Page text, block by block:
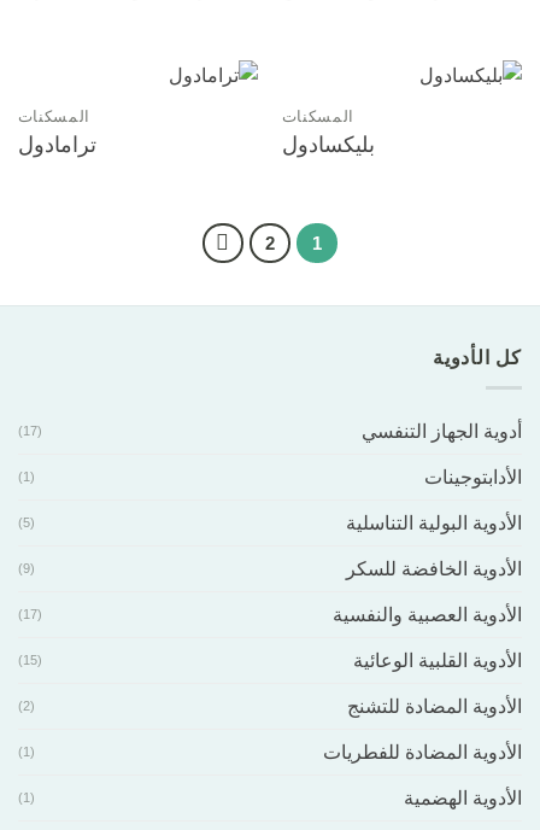
المسكنات
بليكسادول
المسكنات
ترامادول
1
2
كل الأدوية
أدوية الجهاز التنفسي (17)
الأدابتوجينات (1)
الأدوية البولية التناسلية (5)
الأدوية الخافضة للسكر (9)
الأدوية العصبية والنفسية (17)
الأدوية القلبية الوعائية (15)
الأدوية المضادة للتشنج (2)
الأدوية المضادة للفطريات (1)
الأدوية الهضمية (1)